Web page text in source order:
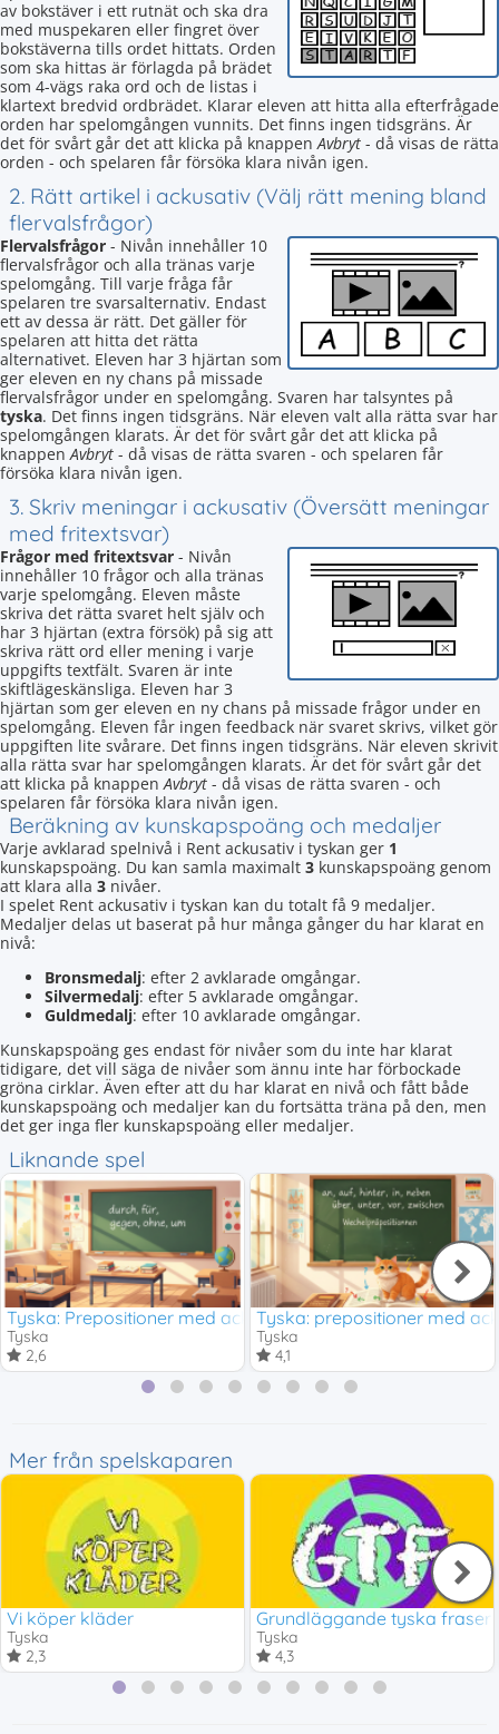
av bokstäver i ett rutnät och ska dra
med muspekaren eller fingret över
bokstäverna tills ordet hittats. Orden
som ska hittas är förlagda på brädet
som 4-vägs raka ord och de listas i
klartext bredvid ordbrädet. Klarar eleven att hitta alla efterfrågade
orden har spelomgången vunnits. Det finns ingen tidsgräns. Är
det för svårt går det att klicka på knappenAvbryt - då visas de rätta
orden - och spelaren får försöka klara nivån igen.
2. Rätt artikel i ackusativ (Välj rätt mening bland
flervalsfrågor)
Flervalsfrågor - Nivån innehåller 10
flervalsfrågor och alla tränas varje
spelomgång. Till varje fråga får
spelaren tre svarsalternativ. Endast
ett av dessa är rätt. Det gäller för
spelaren att hitta det rätta
alternativet. Eleven har 3 hjärtan som
ger eleven en ny chans på missade
flervalsfrågor under en spelomgång. Svaren har talsyntes på
tyska. Det finns ingen tidsgräns. När eleven valt alla rätta svar har
spelomgången klarats. Är det för svårt går det att klicka på
knappenAvbryt - då visas de rätta svaren - och spelaren får
försöka klara nivån igen.
3. Skriv meningar i ackusativ (Översätt meningar
med fritextsvar)
Frågor med fritextsvar - Nivån
innehåller 10 frågor och alla tränas
varje spelomgång. Eleven måste
skriva det rätta svaret helt själv och
har 3 hjärtan (extra försök) på sig att
skriva rätt ord eller mening i varje
uppgifts textfält. Svaren är inte
skiftlägeskänsliga. Eleven har 3
hjärtan som ger eleven en ny chans på missade frågor under en
spelomgång. Eleven får ingen feedback när svaret skrivs, vilket gör
uppgiften lite svårare. Det finns ingen tidsgräns. När eleven skrivit
alla rätta svar har spelomgången klarats. Är det för svårt går det
att klicka på knappenAvbryt - då visas de rätta svaren - och
spelaren får försöka klara nivån igen.
Beräkning av kunskapspoäng och medaljer
Varje avklarad spelnivå i Rent ackusativ i tyskan ger 1
kunskapspoäng. Du kan samla maximalt 3 kunskapspoäng genom
att klara alla 3 nivåer.
I spelet Rent ackusativ i tyskan kan du totalt få 9 medaljer.
Medaljer delas ut baserat på hur många gånger du har klarat en
nivå:
Bronsmedalj: efter 2 avklarade omgångar.
Silvermedalj: efter 5 avklarade omgångar.
Guldmedalj: efter 10 avklarade omgångar.
Kunskapspoäng ges endast för nivåer som du inte har klarat
tidigare, det vill säga de nivåer som ännu inte har förbockade
gröna cirklar. Även efter att du har klarat en nivå och fått både
kunskapspoäng och medaljer kan du fortsätta träna på den, men
det ger inga fler kunskapspoäng eller medaljer.
Liknande spel
Tyska: Prepositioner med ackusativ
Tyska
2,6
Tyska: prepositioner med
Tyska
4,1
Mer från spelskaparen
Vi köper kläder
Tyska
2,3
Grundläggande tyska fraser
Tyska
4,3